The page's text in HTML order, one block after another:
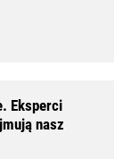
Eksperci
nasz